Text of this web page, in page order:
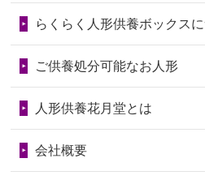
2026/06/24今は亡き両親が
句に贈って...
2026/06/23ありがとうね
第71回人形供養祭令和6年8
第70回人形供養祭令和6年6
第68回人形供養祭令和6年
らくらく人形供養ボックス
ご供養処分可能なお人形
人形供養花月堂とは
会社概要